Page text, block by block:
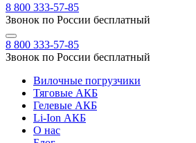
8 800 333-57-85
Звонок по России бесплатный
8 800 333-57-85
Звонок по России бесплатный
Вилочные погрузчики
Тяговые АКБ
Гелевые АКБ
Li-Ion АКБ
О нас